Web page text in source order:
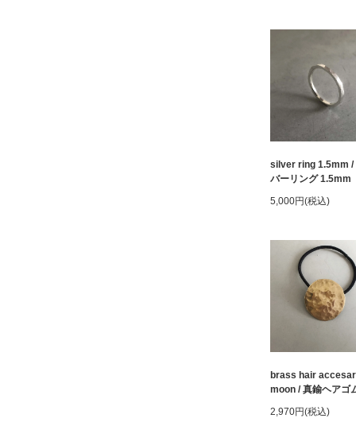
silver ring 1.5mm /
バーリング 1.5mm
5,000円(税込)
brass hair
moon / 真鍮ヘアゴ
2,970円(税込)